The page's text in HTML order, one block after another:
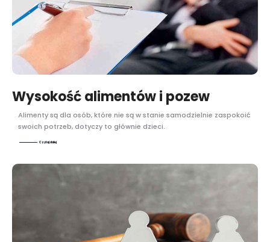
Wysokość alimentów i pozew
Alimenty są dla osób, które nie są w stanie samodzielnie zaspokoić
swoich potrzeb, dotyczy to głównie dzieci.
Czytaj dalej